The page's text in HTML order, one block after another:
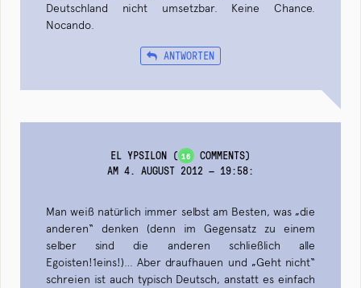
Deutschland nicht umsetzbar. Keine Chance.
Nocando.
ANTWORTEN
EL YPSILON ( 16 COMMENTS)
AM 4. AUGUST 2012 — 19:58:
Man weiß natürlich immer selbst am Besten, was „die
anderen“ denken (denn im Gegensatz zu einem
selber sind die anderen schließlich alle
Egoisten!1eins!)… Aber draufhauen und „Geht nicht“
schreien ist auch typisch Deutsch, anstatt es einfach